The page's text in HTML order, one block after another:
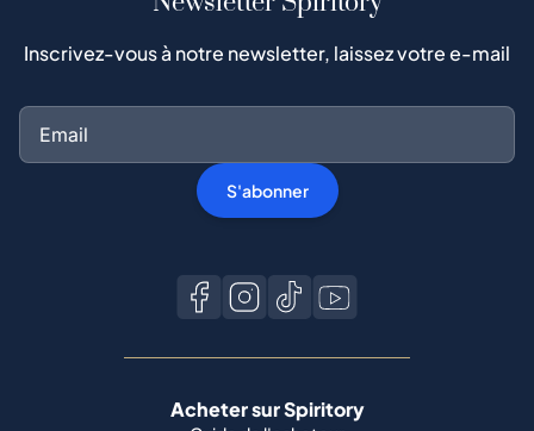
Inscrivez-vous à notre newsletter, laissez votre e-mail
S'abonner
Acheter sur Spiritory